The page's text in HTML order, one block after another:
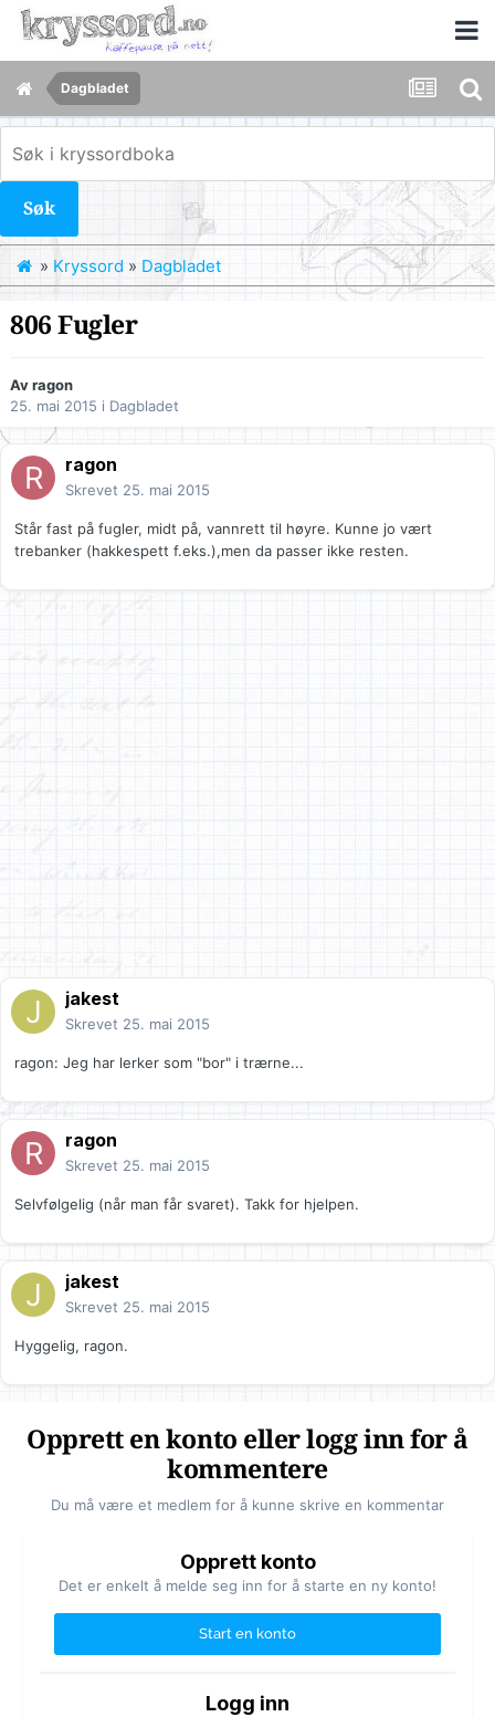
Dagbladet
Søk
» Kryssord » Dagbladet
806 Fugler
Avragon
25. mai 2015 i Dagbladet
ragon
Skrevet 25. mai 2015
Står fast på fugler, midt på, vannrett til høyre. Kunne jo vært
trebanker (hakkespett f.eks.),men da passer ikke resten.
jakest
Skrevet 25. mai 2015
ragon: Jeg har lerker som "bor" i trærne...
ragon
Skrevet 25. mai 2015
Selvfølgelig (når man får svaret). Takk for hjelpen.
jakest
Skrevet 25. mai 2015
Hyggelig, ragon.
Opprett en konto eller logg inn for å
kommentere
Du må være et medlem for å kunne skrive en kommentar
Opprett konto
Det er enkelt å melde seg inn for å starte en ny konto!
Start en konto
Logg inn